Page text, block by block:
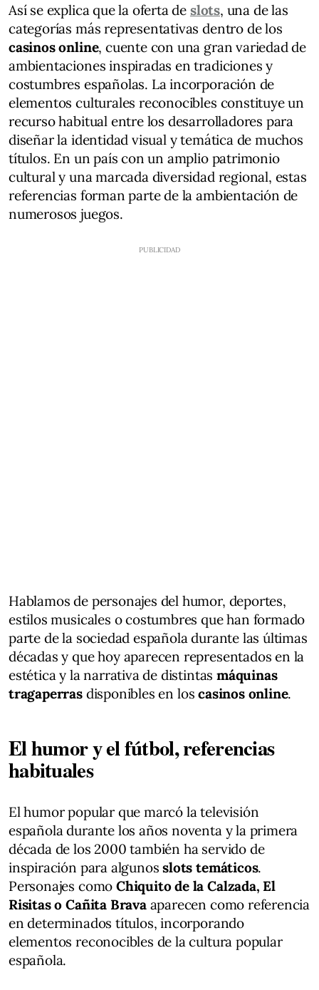
Así se explica que la oferta de slots, una de las
categorías más representativas dentro de los
casinos online, cuente con una gran variedad de
ambientaciones inspiradas en tradiciones y
costumbres españolas. La incorporación de
elementos culturales reconocibles constituye un
recurso habitual entre los desarrolladores para
diseñar la identidad visual y temática de muchos
títulos. En un país con un amplio patrimonio
cultural y una marcada diversidad regional, estas
referencias forman parte de la ambientación de
numerosos juegos.
Hablamos de personajes del humor, deportes,
estilos musicales o costumbres que han formado
parte de la sociedad española durante las últimas
décadas y que hoy aparecen representados en la
estética y la narrativa de distintas máquinas
tragaperrasdisponibles en loscasinos online.
El humor y el fútbol, referencias
habituales
El humor popular que marcó la televisión
española durante los años noventa y la primera
década de los 2000 también ha servido de
inspiración para algunosslots temáticos.
Personajes como Chiquito de la Calzada, El
Risitas o Cañita Bravaaparecen como referencia
en determinados títulos, incorporando
elementos reconocibles de la cultura popular
española.